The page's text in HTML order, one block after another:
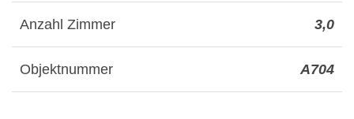
Anzahl Zimmer 3,0
Objektnummer A704